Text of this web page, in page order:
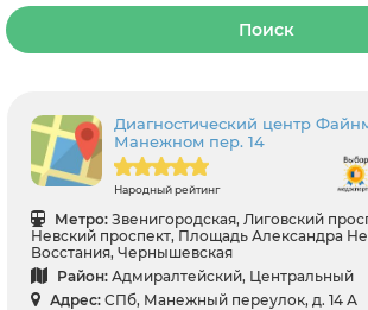
Поиск
Диагностический центр
Манежном пер. 14
Народный рейтинг
Метро: Звенигородская, Лиговский
Невский проспект, Площадь Александра
Восстания, Чернышевская
Район: Адмиралтейский, Центральный
Адрес: СПб, Манежный переулок, д. 14 А